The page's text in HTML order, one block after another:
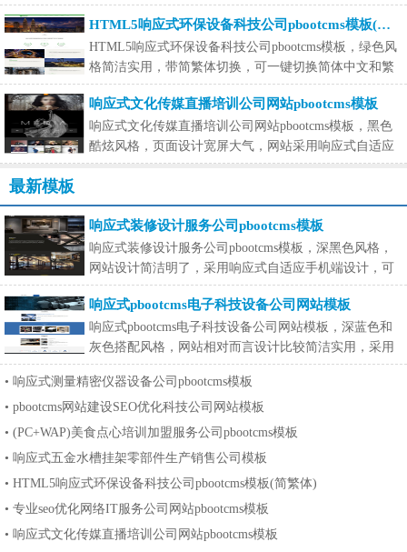
手机端
HTML5响应式环保设备科技公司pbootcms模板(简繁体)
HTML5响应式环保设备科技公司pbootcms模板，绿色风
格简洁实用，带简繁体切换，可一键切换简体中文和繁
体中文，网站
响应式文化传媒直播培训公司网站pbootcms模板
响应式文化传媒直播培训公司网站pbootcms模板，黑色
酷炫风格，页面设计宽屏大气，网站采用响应式自适应
手机端设计
最新模板
响应式装修设计服务公司pbootcms模板
响应式装修设计服务公司pbootcms模板，深黑色风格，
网站设计简洁明了，采用响应式自适应手机端设计，可
在手机端适配。这
响应式pbootcms电子科技设备公司网站模板
响应式pbootcms电子科技设备公司网站模板，深蓝色和
灰色搭配风格，网站相对而言设计比较简洁实用，采用
响应式自适应手机
• 响应式测量精密仪器设备公司pbootcms模板
• pbootcms网站建设SEO优化科技公司网站模板
• (PC+WAP)美食点心培训加盟服务公司pbootcms模板
• 响应式五金水槽挂架零部件生产销售公司模板
• HTML5响应式环保设备科技公司pbootcms模板(简繁体)
• 专业seo优化网络IT服务公司网站pbootcms模板
• 响应式文化传媒直播培训公司网站pbootcms模板